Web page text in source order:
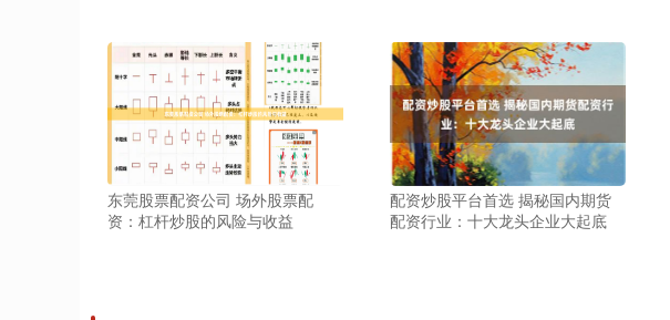
东莞股票配资公司 场外股票配
资：杠杆炒股的风险与收益
配资炒股平台首选 揭秘国内期货
配资行业：十大龙头企业大起底